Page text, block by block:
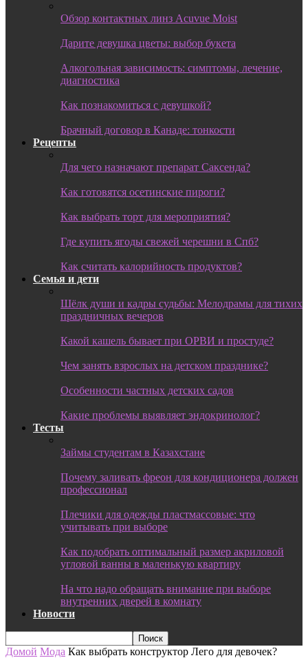
Обзор контактных линз Acuvue Moist
Дарите девушка цветы: выбор букета
Алкогольная зависимость: симптомы, лечение,
диагностика
Как познакомиться с девушкой?
Брачный договор в Канаде: тонкости
Рецепты
Для чего назначают препарат Саксенда?
Как готовятся осетинские пироги?
Как выбрать торт для мероприятия?
Где купить ягоды свежей черешни в Спб?
Как считать калорийность продуктов?
Семья и дети
Шёлк души и кадры судьбы: Мелодрамы для тихих
праздничных вечеров
Какой кашель бывает при ОРВИ и простуде?
Чем занять взрослых на детском празднике?
Особенности частных детских садов
Какие проблемы выявляет эндокринолог?
Тесты
Займы студентам в Казахстане
Почему заливать фреон для кондиционера должен
профессионал
Плечики для одежды пластмассовые: что
учитывать при выборе
Как подобрать оптимальный размер акриловой
угловой ванны в маленькую квартиру
На что надо обращать внимание при выборе
внутренних дверей в комнату
Новости
Домой Мода Как выбрать конструктор Лего для девочек?